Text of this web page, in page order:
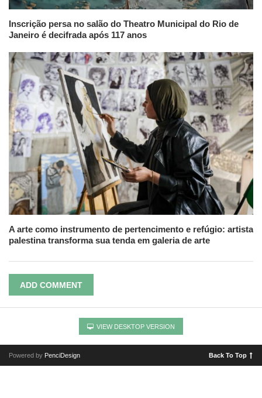
Inscrição persa no salão do Theatro Municipal do Rio de
Janeiro é decifrada após 117 anos
A arte como instrumento de pertencimento e refúgio: artista
palestina transforma sua tenda em galeria de arte
ADD COMMENT
VIEW DESKTOP VERSION
Powered by PenciDesign Back To Top